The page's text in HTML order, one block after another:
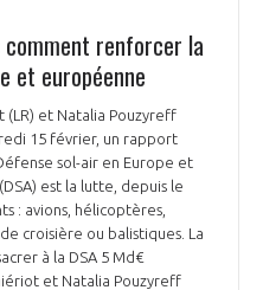
renforcer la
et européenne
(LR) et Natalia Pouzyreff
15 février, un rapport
sol-air en Europe et
est la lutte, depuis le
: avions, hélicoptères,
croisière ou balistiques. La
à la DSA 5 Md€
et Natalia Pouzyreff